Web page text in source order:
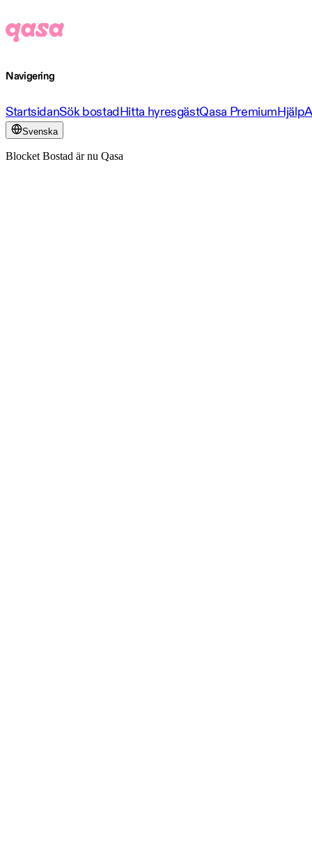
Navigering
StartsidanSök bostadHitta hyresgästQasa PremiumHjälp
Svenska
Blocket Bostad är nu Qasa